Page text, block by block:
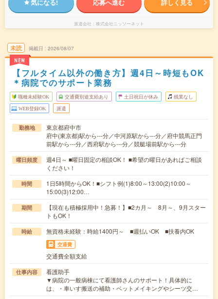
気になる! 応募へ進む 詳しく見る
派遣会社 株式会社ニッソーネット
未読
NEW
掲載日 2026/08/07
【フルタイム以外の働き方】週4日～時短もOK
＊病院でのサポート業務
職種未経験OK 交通費別途支給あり 土日祝日が休み 残業なし
WEB登録OK 派遣
勤務地
東京都府中市
府中(東京都)駅から---分／中河原駅から---分／府中競馬正門
前駅から---分／西府駅から---分／競艇場前駅から---分
曜日頻度
週4日～ ■曜日固定の相談OK！ ■希望の曜日があればご相談
ください！
時間
1日5時間からOK！■シフト例(1)8:00～13:00(2)10:00～
15:00(3)12:00…
期間
【現在も積極採用中！急募！】■2カ月～ 8月～、9月スター
トもOK！
時給 無資格未経験：時給1400円～ ■週払いOK ■扶養内OK
交通費
交通費全額支給
仕事内容
看護助手
▼病院の一般病棟にて看護師さんのサポート！具体的に
は、・車いす搬送の補助・ベットメイキングやシーツ交…